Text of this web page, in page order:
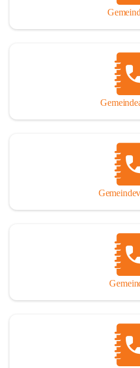
Andreas Rohatsch wurde auf das
Wo eine genaue Quellenangabe
sind die entsprechenden
eingearbeitet. Der leichteren
streng gendergerechten
So darf ich Sie zu einer
manchmal auch nachdenklich
Jahrhunderte, ja Jahrtausende alte
einladen.